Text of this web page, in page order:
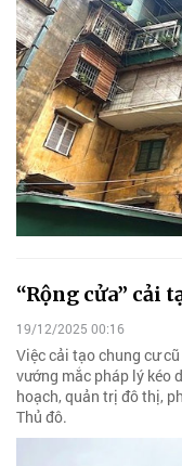
“Rộng cửa” cải
19/12/2025 00:16
Việc cải tạo chung cư
vướng mắc pháp lý kéo
hoạch, quản trị đô thị,
Thủ đô.